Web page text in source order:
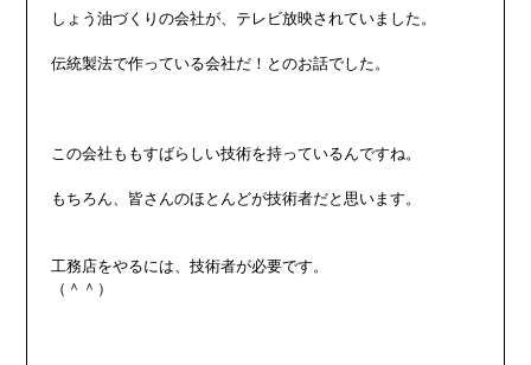
しょう油づくりの会社が、テレビ放映されていました。
伝統製法で作っている会社だ！とのお話でした。
この会社ももすばらしい技術を持っているんですね。
もちろん、皆さんのほとんどが技術者だと思います。
工務店をやるには、技術者が必要です。
（＾＾）